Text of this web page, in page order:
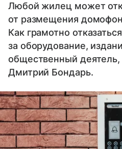
Любой жилец может
от размещения
Как грамотно
за оборудование,
общественный
Дмитрий Бондарь.